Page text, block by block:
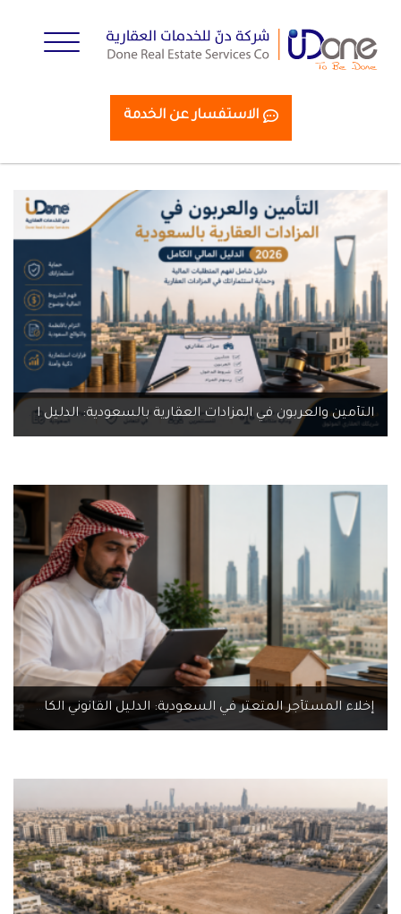
الاستفسار عن الخدمة
التأمين والعربون في المزادات العقارية بالسعودية: الدليل المالي الكامل 2026
إخلاء المستأجر المتعثر في السعودية: الدليل القانوني الكامل عبر إيجار وناجز 2026